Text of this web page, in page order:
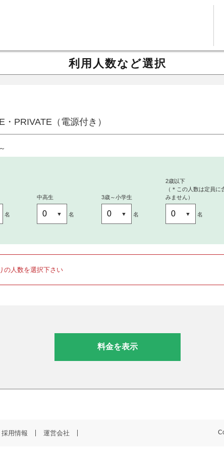
利用人数など選択
PRIVATE（電源付き）
名
中高生
名
3歳～小学生
名
2歳以下
（＊この人数は定員に
みません）
名
の人数を選択下さい
料金を表示
採用情報 運営会社